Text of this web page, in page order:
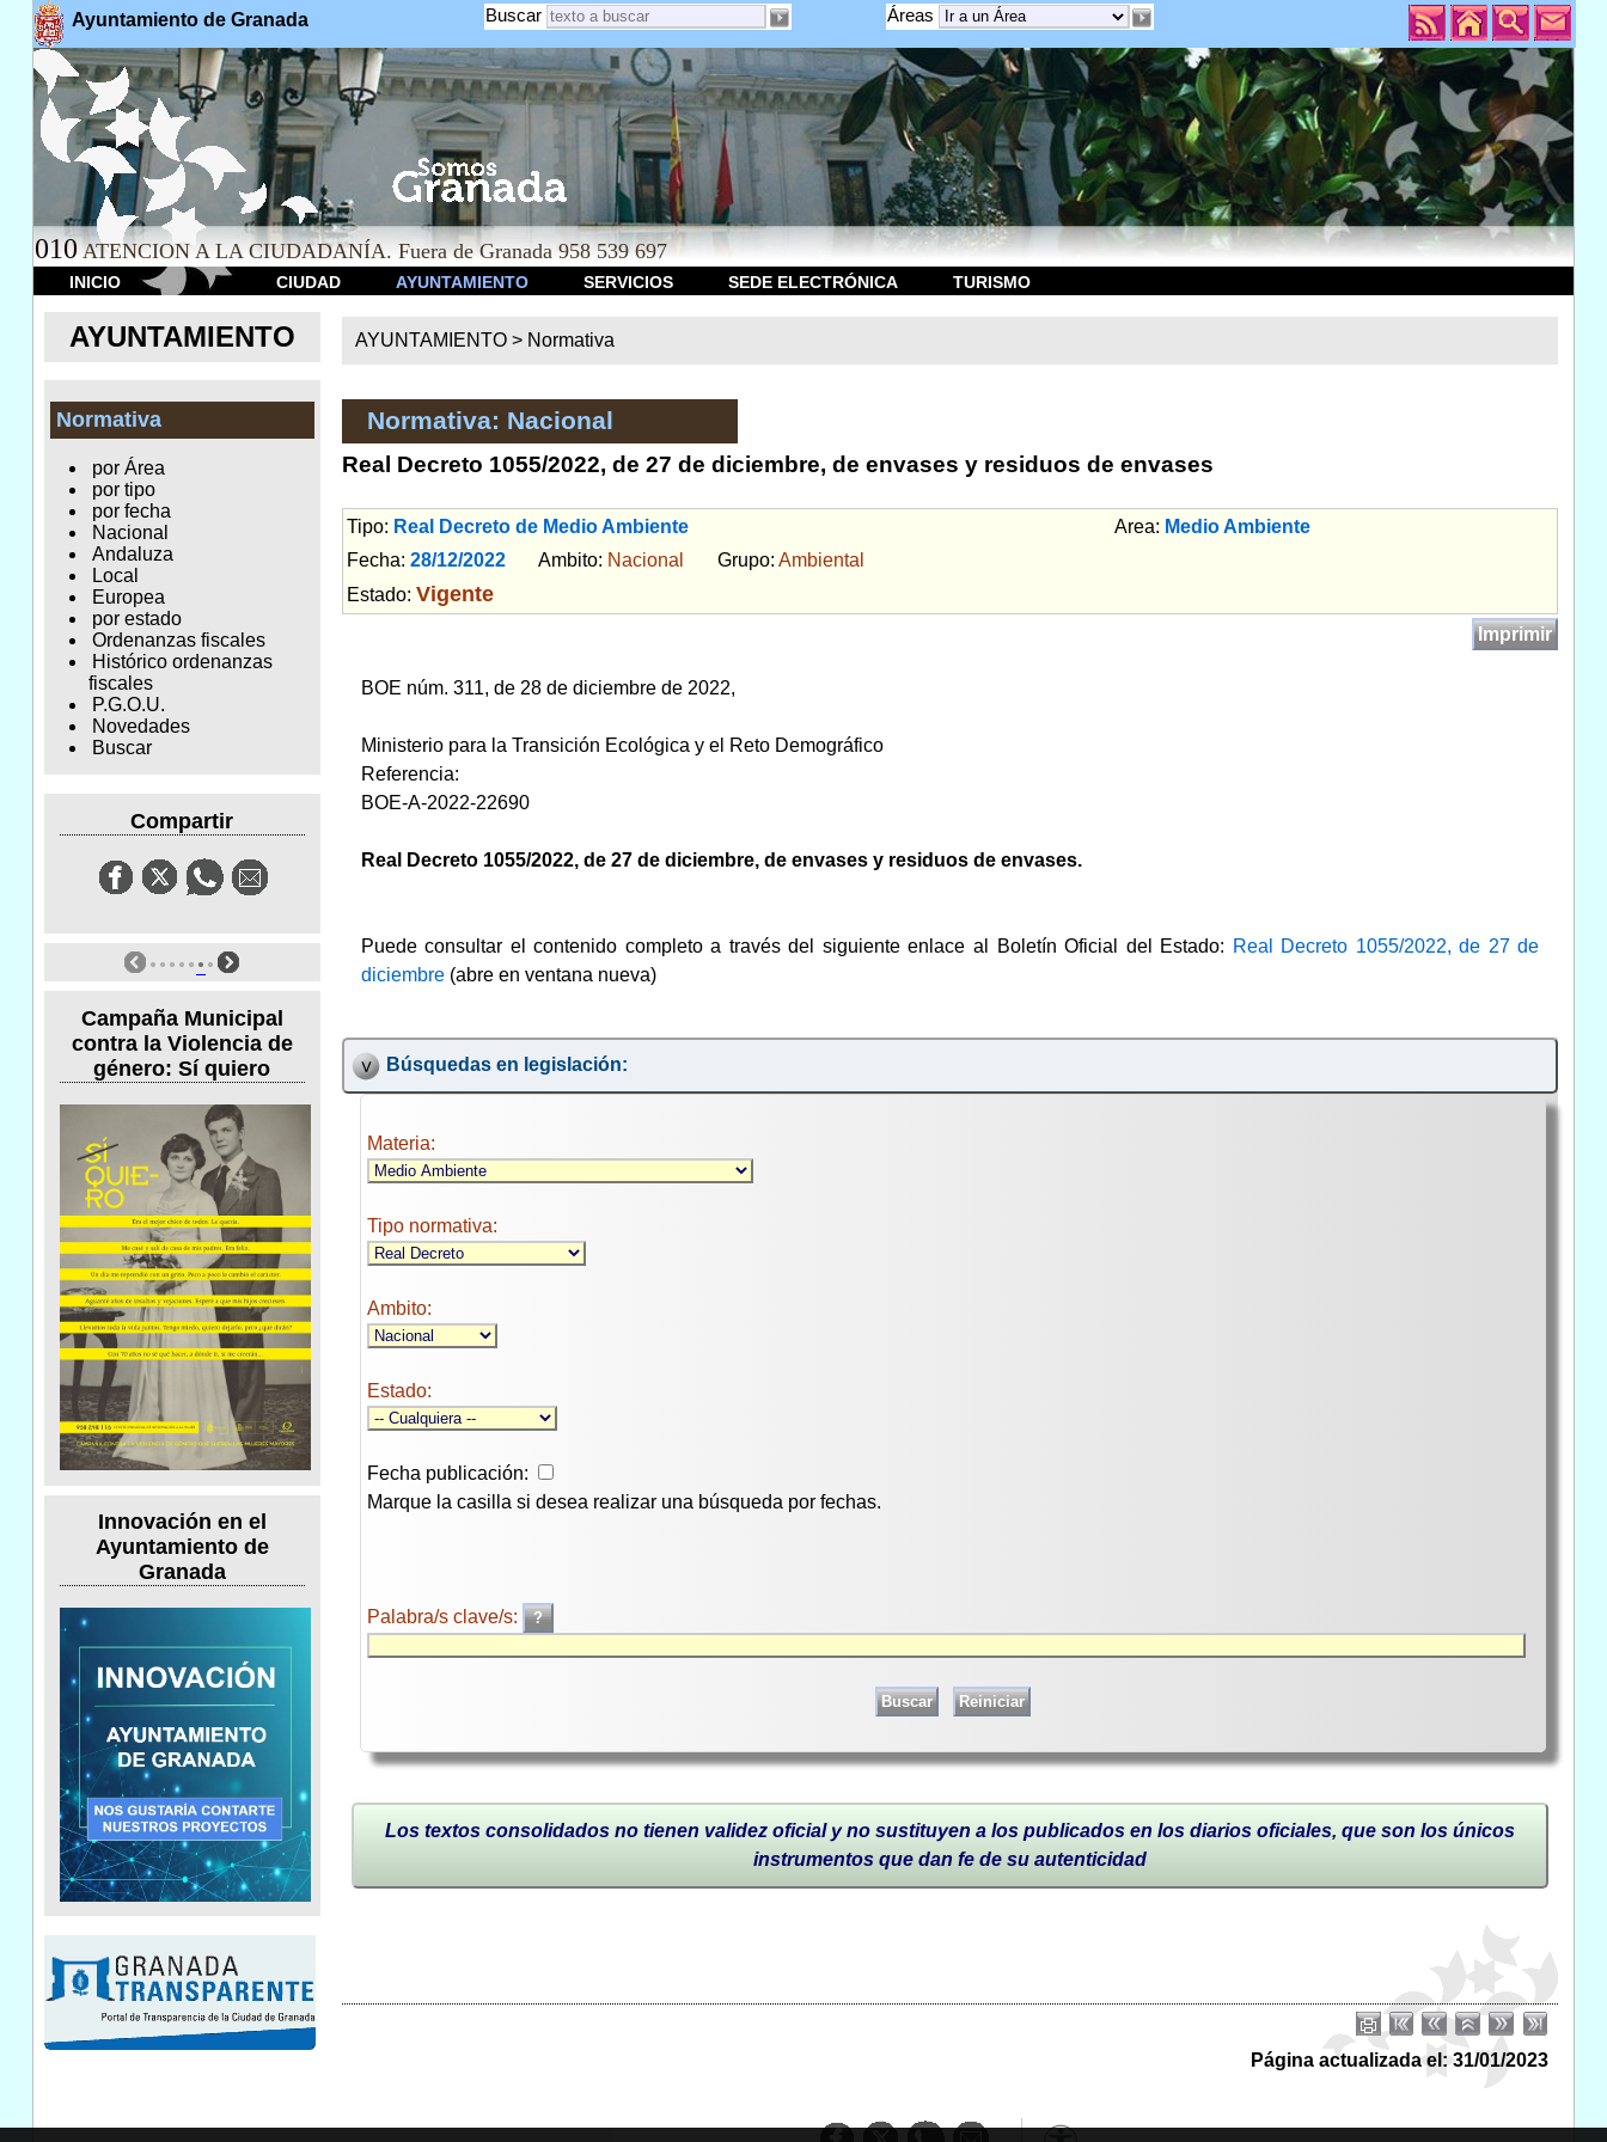
Ayuntamiento de Granada Áreas
Buscar
010 ATENCION A LA CIUDADANÍA. Fuera de Granada 958 539 697
INICIO CIUDAD AYUNTAMIENTO SERVICIOS SEDE ELECTRÓNICA TURISMO
AYUNTAMIENTO
Normativa
por Área
por tipo
por fecha
Nacional
Andaluza
Local
Europea
por estado
Ordenanzas fiscales
Histórico ordenanzas
fiscales
P.G.O.U.
Novedades
Buscar
Compartir
Campaña Municipal
contra la Violencia de
género: Sí quiero
Innovación en el
Ayuntamiento de
Granada
AYUNTAMIENTO > Normativa
Normativa: Nacional
Real Decreto 1055/2022, de 27 de diciembre, de envases y residuos de envases
Tipo: Real Decreto de Medio Ambiente Area: Medio Ambiente
Fecha: 28/12/2022Ambito: Nacional Grupo: Ambiental
Estado: Vigente
Imprimir
BOE núm. 311, de 28 de diciembre de 2022,
Ministerio para la Transición Ecológica y el Reto Demográfico
Referencia:
BOE-A-2022-22690
Real Decreto 1055/2022, de 27 de diciembre, de envases y residuos de envases.
Puede consultar el contenido completo a través del siguiente enlace al Boletín Oficial del Estado: Real Decreto 1055/2022, de 27 de
diciembre(abre en ventana nueva)
Búsquedas en legislación:
Materia:
Tipo normativa:
Ambito:
Estado:
Fecha publicación:
Marque la casilla si desea realizar una búsqueda por fechas.
Palabra/s clave/s:
Los textos consolidados no tienen validez oficial y no sustituyen a los publicados en los diarios oficiales, que son los únicos
instrumentos que dan fe de su autenticidad
Página actualizada el: 31/01/2023